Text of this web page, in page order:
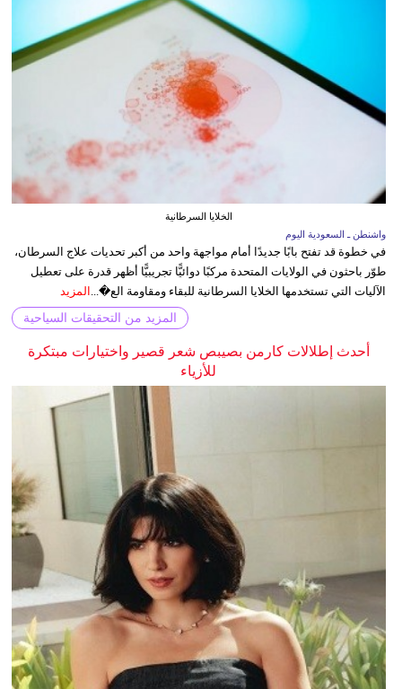
الخلايا السرطانية
واشنطن ـ السعودية اليوم
في خطوة قد تفتح بابًا جديدًا أمام مواجهة واحد من أكبر تحديات علاج السرطان،
طوّر باحثون في الولايات المتحدة مركبًا دوائيًّا تجريبيًّا أظهر قدرة على تعطيل
الآليات التي تستخدمها الخلايا السرطانية للبقاء ومقاومة الع�...
المزيد
المزيد من التحقيقات السياحية
أحدث إطلالات كارمن بصيبص شعر قصير واختيارات مبتكرة
للأزياء